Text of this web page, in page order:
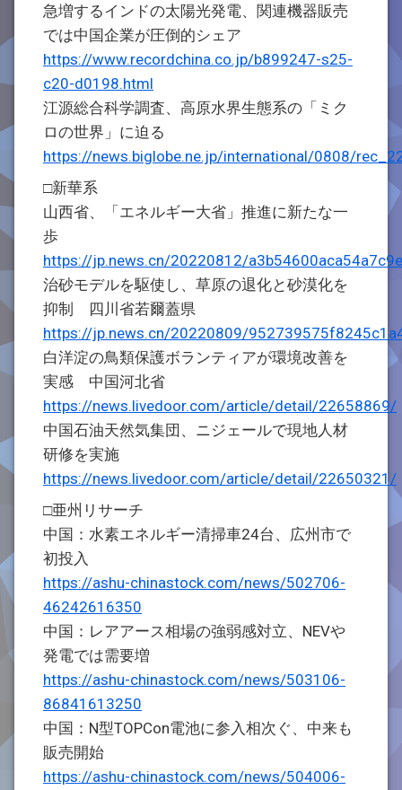
急増するインドの太陽光発電、関連機器販売
では中国企業が圧倒的シェア
https://www.recordchina.co.jp/b899247-s25-
c20-d0198.html
江源総合科学調査、高原水界生態系の「ミク
ロの世界」に迫る
https://news.biglobe.ne.jp/international/0808/
□新華系
山西省、「エネルギー大省」推進に新たな一
歩
https://jp.news.cn/20220812/
治砂モデルを駆使し、草原の退化と砂漠化を
抑制 四川省若爾蓋県
https://jp.news.cn/20220809/
白洋淀の鳥類保護ボランティアが環境改善を
実感 中国河北省
https://news.livedoor.com/article/detail/22658869/
中国石油天然気集団、ニジェールで現地人材
研修を実施
https://news.livedoor.com/article/detail/22650321/
□亜州リサーチ
中国：水素エネルギー清掃車24台、広州市で
初投入
https://ashu-chinastock.com/news/502706-
46242616350
中国：レアアース相場の強弱感対立、NEVや
発電では需要増
https://ashu-chinastock.com/news/503106-
86841613250
中国：N型TOPCon電池に参入相次ぐ、中来も
販売開始
https://ashu-chinastock.com/news/504006-